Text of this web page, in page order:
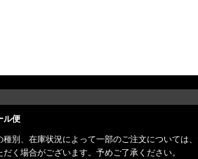
ル便
別、在庫状況によって一部のご注文については
く場合がございます。予めご了承ください。